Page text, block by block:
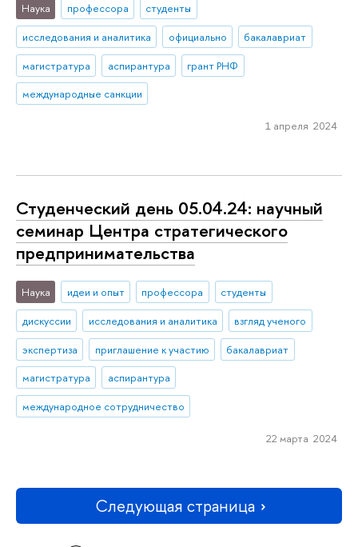
Наука профессора
студенты
исследования и аналитика
официально
бакалавриат
магистратура
аспирантура
грант РНФ
международные санкции
1 апреля 2024
Студенческий день 05.04.24: научный
семинар Центра стратегического
предпринимательства
Наука идеи и опыт профессора
студенты
дискуссии
исследования и аналитика
взгляд ученого
экспертиза
приглашение к участию
бакалавриат
магистратура
аспирантура
международное сотрудничество
22 марта 2024
Следующая страница